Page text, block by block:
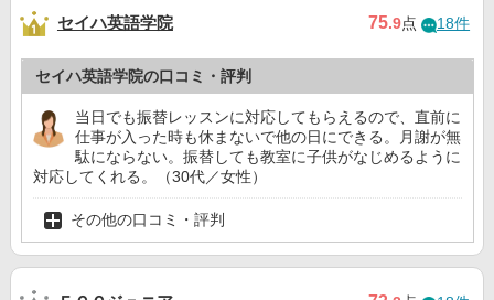
セイハ英語学院 75.9点 18件
セイハ英語学院の口コミ・評判
当日でも振替レッスンに対応してもらえるので、直前に
仕事が入った時も休まないで他の日にできる。月謝が無
駄にならない。振替しても教室に子供がなじめるように
対応してくれる。（30代／女性）
その他の口コミ・評判